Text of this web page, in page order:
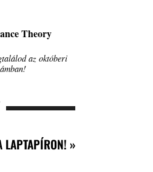
Theory
az októberi
LAPTAPÍRON! »